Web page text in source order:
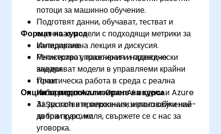
потоци за машинно обучение.
Подготвят данни, обучават, тестват и
оценяват модели с подходящи метрики за
валидиране.
Регистрират, пакетират и надеждно
внедряват модели в управляеми крайни
точки.
Интегрират Azure OpenAI модели и Azure
AI Search в приложения, използвайки най-
добри практики.
Формат на курса
Интерактивна лекция и дискусия.
Множество упражнения и практически
задачи.
Практическа работа в среда с реална
лаборатория.
Опции за персонализиране на курса
За да заявите персонализирано обучение
за този курс, моля, свържете се с нас за
уговорка.